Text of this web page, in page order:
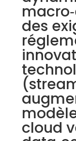
des
cloud